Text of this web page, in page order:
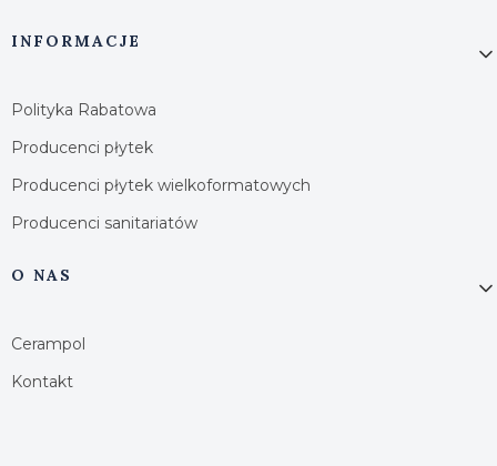
INFORMACJE
Polityka Rabatowa
Producenci płytek
Producenci płytek wielkoformatowych
Producenci sanitariatów
O NAS
Cerampol
Kontakt